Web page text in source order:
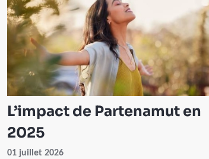
L’impact de Partenamut en
2025
01 juillet 2026